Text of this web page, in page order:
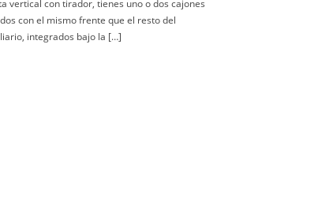
vertical con tirador, tienes uno o dos cajones
con el mismo frente que el resto del
integrados bajo la […]